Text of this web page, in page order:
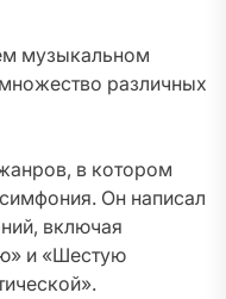
музыкальном
различных
в котором
Он написал
включая
и «Шестую